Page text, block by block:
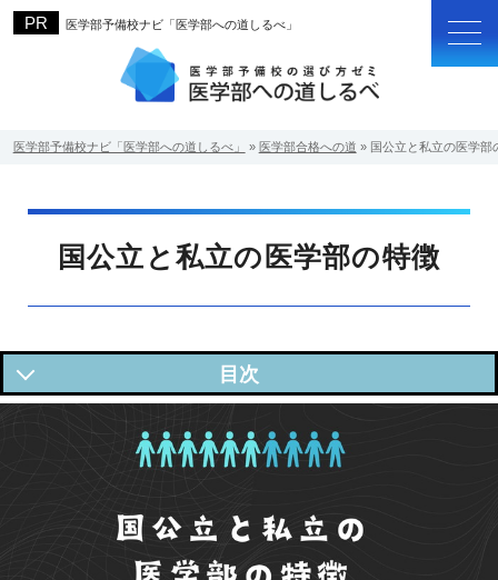
医学部予備校ナビ「医学部への道しるべ」
医学部予備校ナビ「医学部への道しるべ」 » 医学部合格への道 » 国公立と私立の医学部
国公立と私立の医学部の特徴
国公立と私立の医学部どちらを目指す？
国公立と私立の違いを把握しよう
有名国立・公立の医学部志願者数と倍率
有名私立医学部の志願者数と倍率
国公立と私立、両方受けた方がいいの？